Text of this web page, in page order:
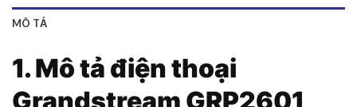
MÔ TẢ
1. Mô tả điện thoại